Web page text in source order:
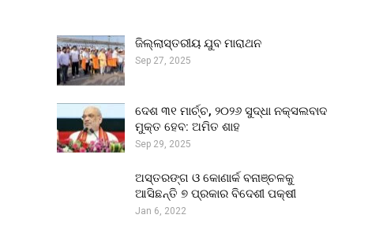
ଜିଲ୍ଲାସ୍ତରୀୟ ଯୁବ ମାରାଥନ
Sep 27, 2025
ଦେଶ ୩୧ ମାର୍ଚ୍ଚ, ୨୦୨୬ ସୁଦ୍ଧା ନକ୍ସଲବାଦ
ମୁକ୍ତ ହେବ: ଅମିତ ଶାହ
Sep 29, 2025
ଅସ୍ତରଙ୍ଗ ଓ କୋଣାର୍କ ବନାଞ୍ଚଳକୁ
ଆସିଛନ୍ତି ୭ ପ୍ରକାର ବିଦେଶୀ ପକ୍ଷୀ
Jan 6, 2022